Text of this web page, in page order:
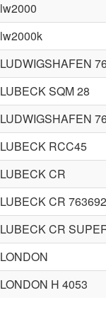
lw2000
lw2000k
LUDWIGSHAFEN
LUBECK SQM 28
LUDWIGSHAFEN
LUBECK RCC45
LUBECK CR
LUBECK CR
LUBECK CR
LONDON
LONDON H 4053